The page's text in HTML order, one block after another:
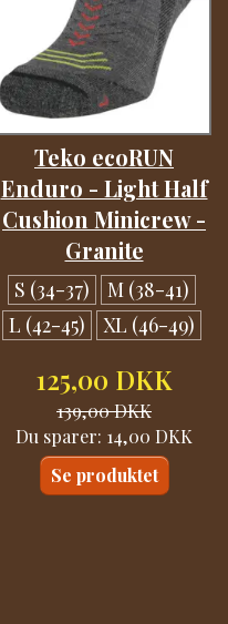
Teko ecoRUN
Enduro - Light Half
Cushion Minicrew -
Granite
S (34-37)
M (38-41)
L (42-45)
XL (46-49)
125,00 DKK
139,00 DKK
Du sparer: 14,00 DKK
Se produktet